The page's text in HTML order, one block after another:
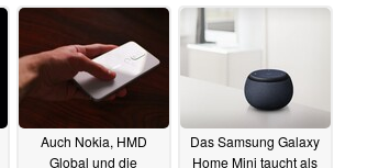
Auch Nokia, HMD
Global und die
Das Samsung Galaxy
Home Mini taucht als